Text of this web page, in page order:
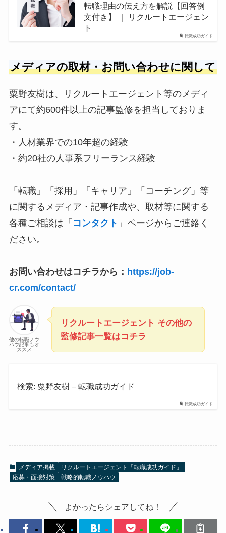
転職成功ガイド
転職理由の伝え方を解説【回答例
文付き】 ｜ リクルートエージェン
ト
メディアの取材・お問い合わせに関して
粟野友樹は、リクルートエージェント等のメディ
アにて約600件以上の記事監修を担当しておりま
す。
・人材業界での10年超の経験
・約20社の人事系フリーランス経験
「転職」「採用」「キャリア」「コーチング」等
に関するメディア・記事作成や、取材等に関する
各種ご相談は「 コンタクト 」ページからご連絡く
ださい。
お問い合わせはコチラから： https://job-
cr.com/contact/
他の転職ノウ
ハウ記事もオ
ススメ
リクルートエージェント その他の
監修記事一覧はコチラ
転職成功ガイド
検索: 粟野友樹 – 転職成功ガイド
メディア掲載
リクルートエージェント「転職成功ガイド」
応募・面接対策
戦略的転職ノウハウ
よかったらシェアしてね！